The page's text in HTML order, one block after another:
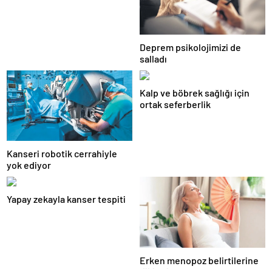
Deprem psikolojimizi de
salladı
Kanseri robotik cerrahiyle
yok ediyor
Kalp ve böbrek sağlığı için
ortak seferberlik
Yapay zekayla kanser tespiti
Erken menopoz belirtilerine